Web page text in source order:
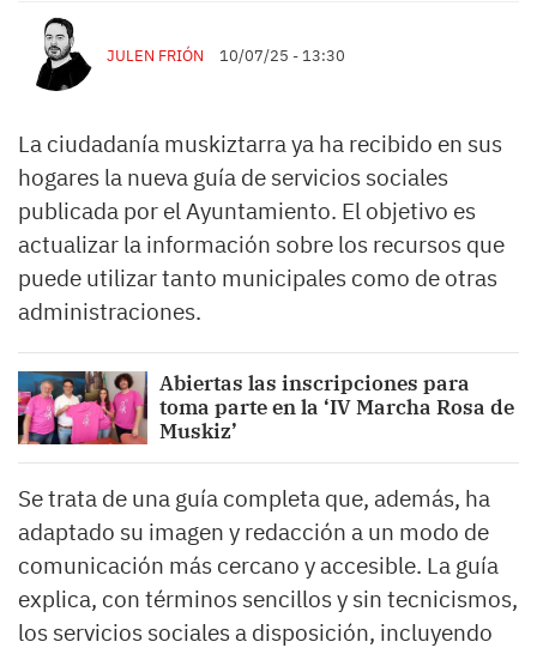
JULEN FRIÓN 10/07/25 - 13:30
La ciudadanía muskiztarra ya ha recibido en sus
hogares la nueva guía de servicios sociales
publicada por el Ayuntamiento. El objetivo es
actualizar la información sobre los recursos que
puede utilizar tanto municipales como de otras
administraciones.
Abiertas las inscripciones para
toma parte en la ‘IV Marcha Rosa de
Muskiz’
Se trata de una guía completa que, además, ha
adaptado su imagen y redacción a un modo de
comunicación más cercano y accesible. La guía
explica, con términos sencillos y sin tecnicismos,
los servicios sociales a disposición, incluyendo